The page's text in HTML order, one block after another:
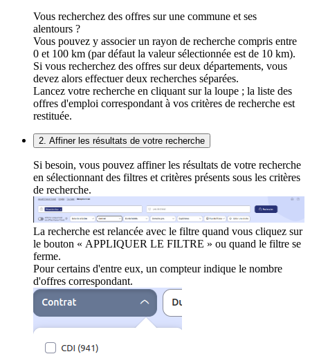
Vous recherchez des offres sur une commune et ses
alentours ?
Vous pouvez y associer un rayon de recherche compris entre
0 et 100 km (par défaut la valeur sélectionnée est de 10 km).
Si vous recherchez des offres sur deux départements, vous
devez alors effectuer deux recherches séparées.
Lancez votre recherche en cliquant sur la loupe ; la liste des
offres d'emploi correspondant à vos critères de recherche est
restituée.
2. Affiner les résultats de votre recherche
Si besoin, vous pouvez affiner les résultats de votre recherche
en sélectionnant des filtres et critères présents sous les critères
de recherche.
La recherche est relancée avec le filtre quand vous cliquez sur
le bouton « APPLIQUER LE FILTRE » ou quand le filtre se
ferme.
Pour certains d'entre eux, un compteur indique le nombre
d'offres correspondant.